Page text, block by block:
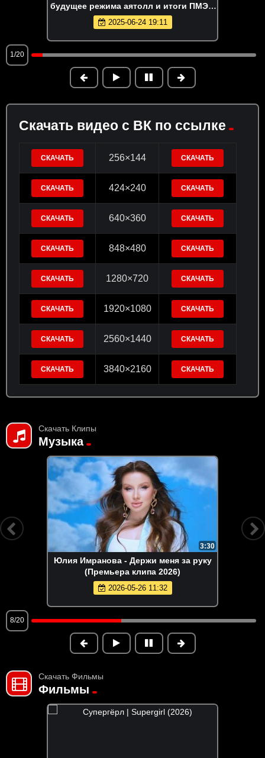
будущее режима аятолл и итоги ПМЭФ
|| Не выходя из комнаты
2025-06-24 19:11
1/20
Скачать видео с ВК по ссылке
СКАЧАТЬ 256×144 СКАЧАТЬ
СКАЧАТЬ 424×240 СКАЧАТЬ
СКАЧАТЬ 640×360 СКАЧАТЬ
СКАЧАТЬ 848×480 СКАЧАТЬ
СКАЧАТЬ 1280×720 СКАЧАТЬ
СКАЧАТЬ 1920×1080 СКАЧАТЬ
СКАЧАТЬ 2560×1440 СКАЧАТЬ
СКАЧАТЬ 3840×2160 СКАЧАТЬ
Скачать Клипы
Музыка
3:30
Юлия Имранова - Держи меня за руку
(Премьера клипа 2026)
2026-05-26 11:32
8/20
Скачать Фильмы
Фильмы